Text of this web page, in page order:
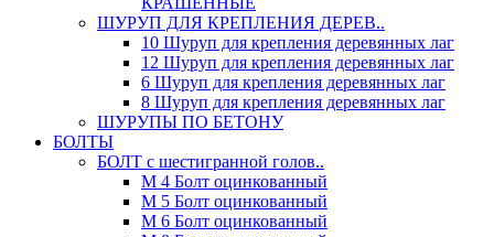
ШУРУП ДЛЯ КРЕПЛЕНИЯ ДЕРЕВ..
10 Шуруп для крепления деревянных лаг
12 Шуруп для крепления деревянных лаг
6 Шуруп для крепления деревянных лаг
8 Шуруп для крепления деревянных лаг
ШУРУПЫ ПО БЕТОНУ
БОЛТЫ
БОЛТ с шестигранной голов..
М 4 Болт оцинкованный
М 5 Болт оцинкованный
М 6 Болт оцинкованный